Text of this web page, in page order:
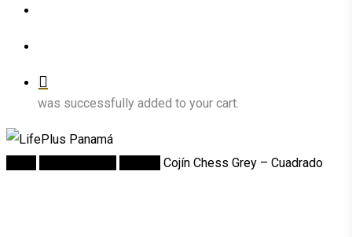
was successfully added to your cart.
Cojín Chess Grey – Cuadrado